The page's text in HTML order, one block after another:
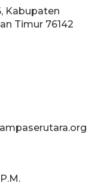
Kabupaten
Timur 76142